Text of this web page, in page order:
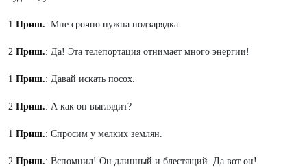
1 Приш.: Мне срочно нужна подзарядка
2 Приш.: Да! Эта телепортация отнимает много энергии!
1 Приш.: Давай искать посох.
2 Приш.: А как он выглядит?
1 Приш.: Спросим у мелких землян.
2 Приш.: Вспомнил! Он длинный и блестящий. Да вот он!